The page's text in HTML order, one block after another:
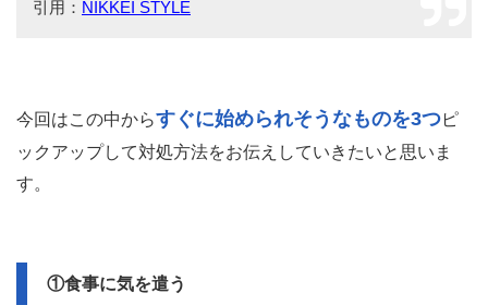
引用： NIKKEI STYLE
今回はこの中からすぐに始められそうなものを3つピ
ックアップして対処方法をお伝えしていきたいと思いま
す。
①食事に気を遣う